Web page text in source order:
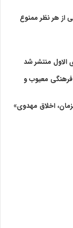
از هر نظر ممنوع
الاول منتشر شد
معیوب و
اخلاق مهدوی»